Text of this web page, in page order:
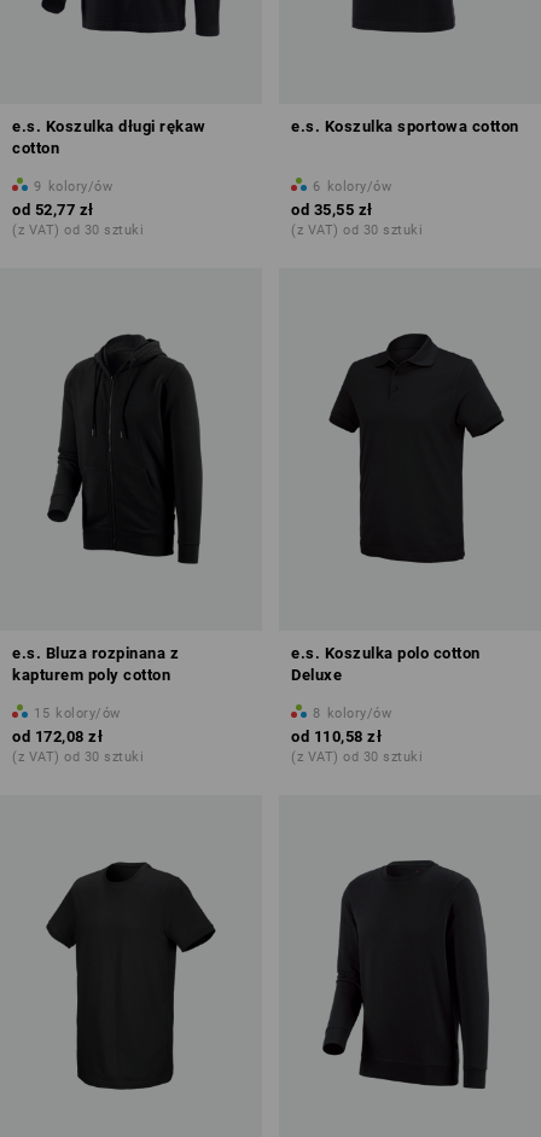
e.s. Koszulka długi rękaw
cotton
9 kolory/ów
od 52,77 zł
(z VAT) od 30 sztuki
e.s. Koszulka sportowa cotton
6 kolory/ów
od 35,55 zł
(z VAT) od 30 sztuki
e.s. Bluza rozpinana z
kapturem poly cotton
15 kolory/ów
od 172,08 zł
(z VAT) od 30 sztuki
e.s. Koszulka polo cotton
Deluxe
8 kolory/ów
od 110,58 zł
(z VAT) od 30 sztuki